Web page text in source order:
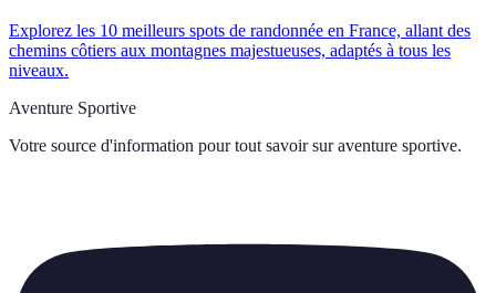
Explorez les 10 meilleurs spots de randonnée en France, allant des
chemins côtiers aux montagnes majestueuses, adaptés à tous les
niveaux.
Aventure Sportive
Votre source d'information pour tout savoir sur aventure sportive.